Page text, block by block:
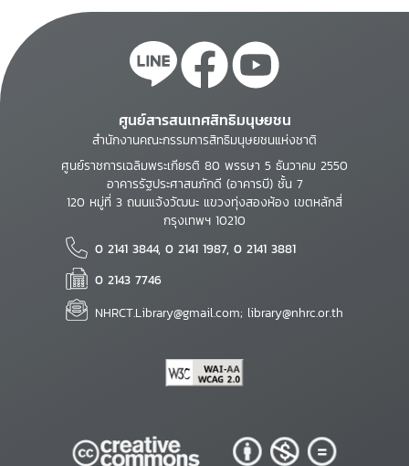
ศูนย์สารสนเทศสิทธิมนุษยชน
สำนักงานคณะกรรมการสิทธิมนุษยชนแห่งชาติ
ศูนย์ราชการเฉลิมพระเกียรติ 80 พรรษา 5 ธันวาคม 2550
อาคารรัฐประศาสนภักดี (อาคารบี) ชั้น 7
120 หมู่ที่ 3 ถนนแจ้งวัฒนะ แขวงทุ่งสองห้อง เขตหลักสี่
กรุงเทพฯ 10210
0 2141 3844, 0 2141 1987, 0 2141 3881
0 2143 7746
NHRCT.Library@gmail.com; library@nhrc.or.th